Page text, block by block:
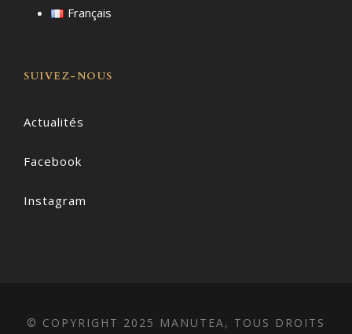
Français
SUIVEZ-NOUS
Actualités
Facebook
Instagram
© COPYRIGHT 2025 MANUTEA, TOUS DROITS